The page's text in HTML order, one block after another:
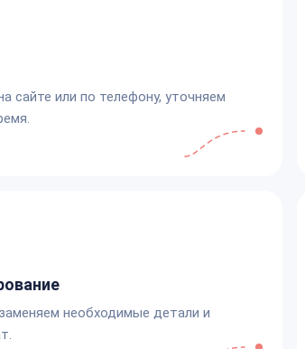
сайте или по телефону, уточняем
необходимые детали и